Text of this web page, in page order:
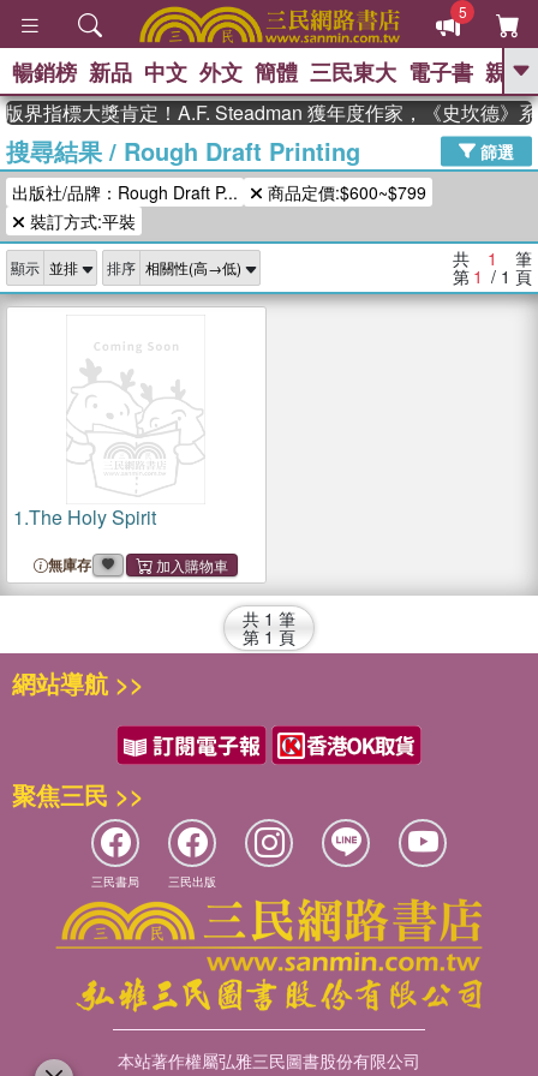
5
GO
熱搜： 東野圭吾 高希均教授回憶錄
、 The Odyssey 、 父親節 、 如果歷
史是一群喵 、 暑期推薦 、
登輝時代 、 數學女孩：黎曼猜想 、
偉大的迷走神經
暢銷榜 新品 中文 外文 簡體 三民東大 電子書 親子
界指標大獎肯定！A.F. Steadman 獲年度作家，《史坎德》
搜尋結果/ Rough Draft Printing
篩選
出版社/品牌：Rough Draft P...
商品定價:$600~$799
裝訂方式:平裝
顯示 排序 共 1 筆
第 1 / 1 頁
1.The Holy Spirit
無庫存
共 1 筆
第 1 頁
網站導航 >>
聚焦三民 >>
三民書局 三民出版
本站著作權屬弘雅三民圖書股份有限公司